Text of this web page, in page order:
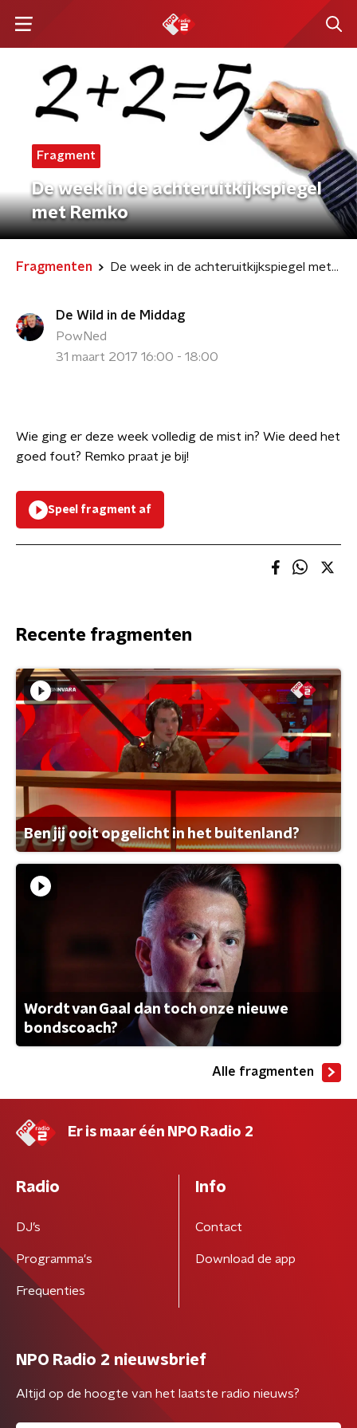
Fragment
De week in de achteruitkijkspiegel
met Remko
Fragmenten De week in de achteruitkijkspiegel met Remko
De Wild in de Middag
PowNed
31 maart 2017 16:00 - 18:00
Wie ging er deze week volledig de mist in? Wie deed het
goed fout? Remko praat je bij!
Speel fragment af
Recente fragmenten
Ben jij ooit opgelicht in het buitenland?
Wordt van Gaal dan toch onze nieuwe
bondscoach?
Alle fragmenten
Er is maar één NPO Radio 2
Radio
DJ’s
Programma's
Frequenties
Info
Contact
Download de app
NPO Radio 2 nieuwsbrief
Altijd op de hoogte van het laatste radio nieuws?